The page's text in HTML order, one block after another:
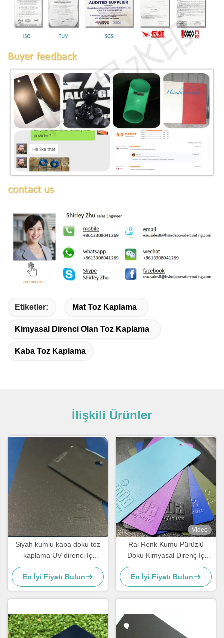
Etiketler: Mat Toz Kaplama
Kimyasal Direnci Olan Toz Kaplama
Kaba Toz Kaplama
İlişkili Ürünler
Siyah kumlu kaba doku toz
kaplama UV direnci İç
mekanlar için kimyasal
direnci
En İyi Fiyatı Bulun
Video
Ral Renk Kumu Pürüzlü
Doku Kimyasal Direnç İç
Mekan Toz Boya
En İyi Fiyatı Bulun